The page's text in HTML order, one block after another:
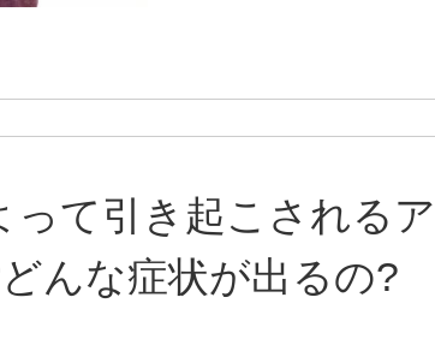
って引き起こされる
んな症状が出るの?